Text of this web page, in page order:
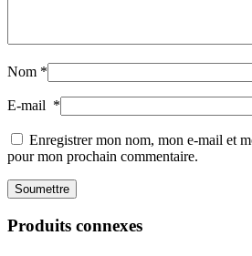
Nom *
E-mail *
Enregistrer mon nom, mon e-mail et
pour mon prochain commentaire.
Produits connexes